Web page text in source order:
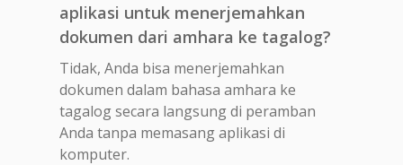
aplikasi untuk menerjemahkan
dokumen dari amhara ke tagalog?
Tidak, Anda bisa menerjemahkan
dokumen dalam bahasa amhara ke
tagalog secara langsung di peramban
Anda tanpa memasang aplikasi di
komputer.